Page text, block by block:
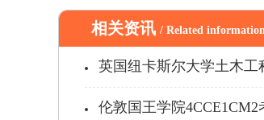
相关资讯 / Related
英国纽卡斯尔大学土木工程考
伦敦国王学院4CCE1CM2